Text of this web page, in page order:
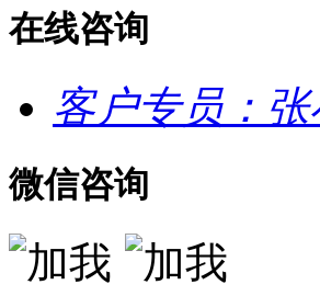
在线咨询
客户专员：
微信咨询